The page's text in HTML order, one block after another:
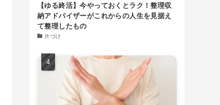
【ゆる終活】今やっておくとラク！整理収
納アドバイザーがこれからの人生を見据え
て整理したもの
片づけ